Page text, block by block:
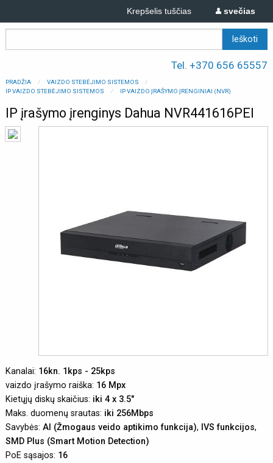
svečias
Krepšelis tuščias
Tel. +370 656 65557
PRADŽIA
VAIZDO STEBĖJIMO SISTEMOS
IP VAIZDO STEBĖJIMO SISTEMOS
IP VAIZDO ĮRAŠYMO ĮRENGINIAI (NVR)
IP įrašymo įrenginys Dahua NVR441616PEI
Kanalai: 16kn. 1kps - 25kps
vaizdo įrašymo raiška: 16 Mpx
Kietųjų diskų skaičius: iki 4 x 3.5"
Maks. duomenų srautas: iki 256Mbps
Savybės: AI (Žmogaus veido aptikimo funkcija), IVS funkcijos,
SMD Plus (Smart Motion Detection)
PoE sąsajos: 16